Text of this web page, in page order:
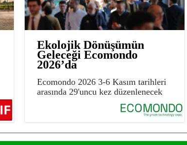
Ekolojik Dönüşümün
Geleceği Ecomondo
2026’da
Ecomondo 2026 3-6 Kasım tarihleri
arasında 29'uncu kez düzenlenecek